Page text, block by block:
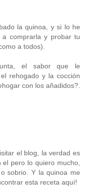
la quinoa, y si lo he
comprarla y probar tu
a todos).
el sabor que le
rehogado y la cocción
con los añadidos?.
el blog, la verdad es
pero lo quiero mucho,
sobrio. Y la quinoa me
esta receta aquí!